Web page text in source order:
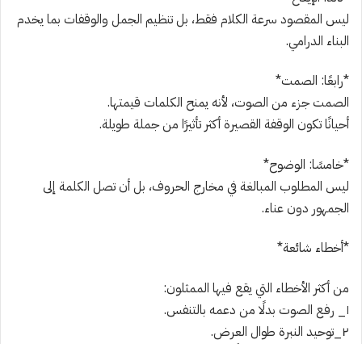
ليس المقصود سرعة الكلام فقط، بل تنظيم الجمل والوقفات بما يخدم
البناء الدرامي.
*رابعًا: الصمت*
الصمت جزء من الصوت، لأنه يمنح الكلمات قيمتها.
أحيانًا تكون الوقفة القصيرة أكثر تأثيرًا من جملة طويلة.
*خامسًا: الوضوح*
ليس المطلوب المبالغة في مخارج الحروف، بل أن تصل الكلمة إلى
الجمهور دون عناء.
*أخطاء شائعة*
من أكثر الأخطاء التي يقع فيها الممثلون:
١_ رفع الصوت بدلًا من دعمه بالتنفس.
٢_توحيد النبرة طوال العرض.